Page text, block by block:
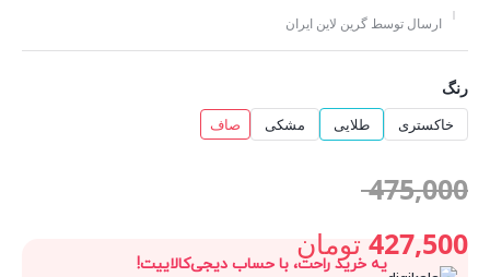
ارسال توسط گرین لاین ایران
رنگ
خاکستری طلایی مشکی صاف
475,000
اصلی: 427,500 تومان
یه خرید راحت، با حساب دیجی‌کالاییت!